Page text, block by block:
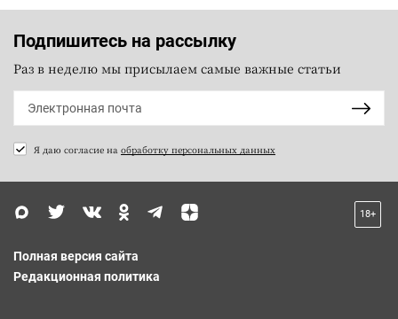
Подпишитесь на рассылку
Раз в неделю мы присылаем самые важные статьи
Я даю согласие на обработку персональных данных
18+
Полная версия сайта
Редакционная политика